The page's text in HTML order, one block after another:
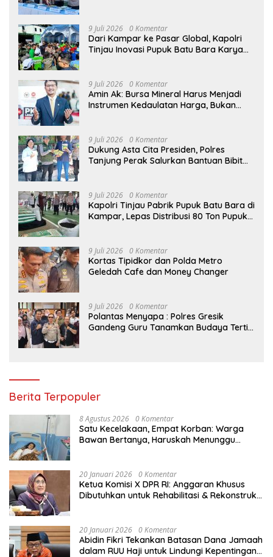
9 Juli 2026 0 Komentar
Dari Kampar ke Pasar Global, Kapolri
Tinjau Inovasi Pupuk Batu Bara Karya
9 Juli 2026 0 Komentar
Amin Ak: Bursa Mineral Harus Menjadi
Instrumen Kedaulatan Harga, Bukan
9 Juli 2026 0 Komentar
Dukung Asta Cita Presiden, Polres
Tanjung Perak Salurkan Bantuan Bibit
9 Juli 2026 0 Komentar
Kapolri Tinjau Pabrik Pupuk Batu Bara di
Kampar, Lepas Distribusi 80 Ton Pupuk
9 Juli 2026 0 Komentar
Kortas Tipidkor dan Polda Metro
Geledah Cafe dan Money Changer
9 Juli 2026 0 Komentar
Polantas Menyapa : Polres Gresik
Gandeng Guru Tanamkan Budaya Tertib
Berita Terpopuler
8 Agustus 2026 0 Komentar
Satu Kecelakaan, Empat Korban: Warga
Bawan Bertanya, Haruskah Menunggu
20 Januari 2026 0 Komentar
Ketua Komisi X DPR RI: Anggaran Khusus
Dibutuhkan untuk Rehabilitasi & Rekonstruksi
20 Januari 2026 0 Komentar
Abidin Fikri Tekankan Batasan Dana Jamaah
dalam RUU Haji untuk Lindungi Kepentingan